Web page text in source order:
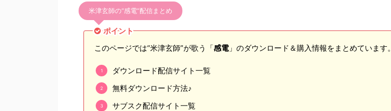
米津玄師の“感電”配信まとめ
ポイント
このページでは“米津玄師”が歌う「感電」のダウンロード＆購入情報をまとめています。
ダウンロード配信サイト一覧
無料ダウンロード方法♪
サブスク配信サイト一覧